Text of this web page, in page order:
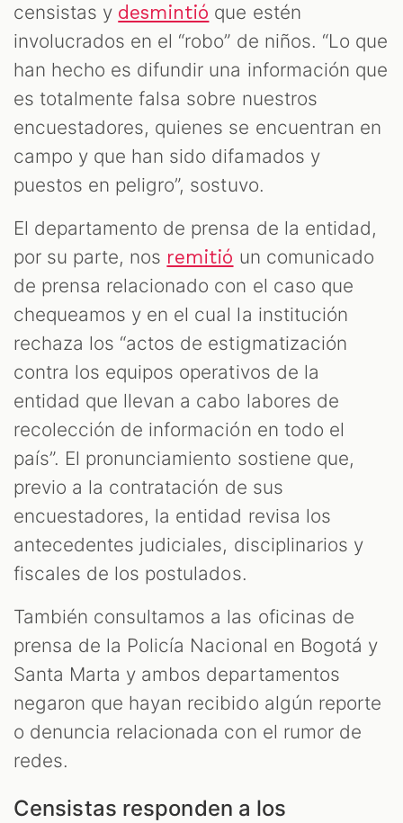
censistas y desmintió que estén
involucrados en el “robo” de niños. “Lo que
han hecho es difundir una información que
es totalmente falsa sobre nuestros
encuestadores, quienes se encuentran en
campo y que han sido difamados y
puestos en peligro”, sostuvo.
El departamento de prensa de la entidad,
por su parte, nos remitió un comunicado
de prensa relacionado con el caso que
chequeamos y en el cual la institución
rechaza los “actos de estigmatización
contra los equipos operativos de la
entidad que llevan a cabo labores de
recolección de información en todo el
país”. El pronunciamiento sostiene que,
previo a la contratación de sus
encuestadores, la entidad revisa los
antecedentes judiciales, disciplinarios y
fiscales de los postulados.
También consultamos a las oficinas de
prensa de la Policía Nacional en Bogotá y
Santa Marta y ambos departamentos
negaron que hayan recibido algún reporte
o denuncia relacionada con el rumor de
redes.
Censistas responden a los